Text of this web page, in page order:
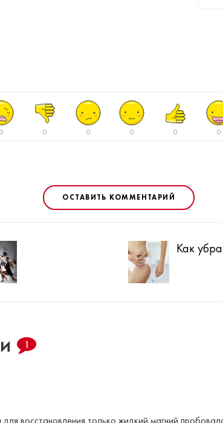
0 0 0 0 0 0
ОСТАВИТЬ КОММЕНТАРИЙ
Как
1
для восстановления только жидкий магний